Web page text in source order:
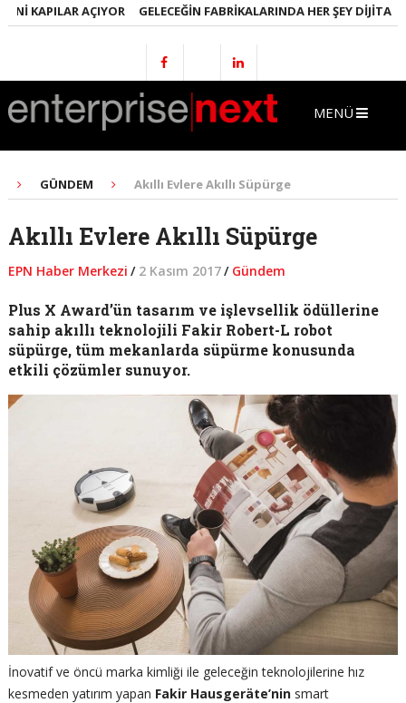
KAPILAR AÇIYOR GELECEĞIN FABRIKALARINDA HER ŞEY DIJITAL
MENÜ
GÜNDEM Akıllı Evlere Akıllı Süpürge
Akıllı Evlere Akıllı Süpürge
EPN Haber Merkezi / 2 Kasım 2017/ Gündem
Plus X Award’ün tasarım ve işlevsellik ödüllerine
sahip akıllı teknolojili Fakir Robert-L robot
süpürge, tüm mekanlarda süpürme konusunda
etkili çözümler sunuyor.
İnovatif ve öncü marka kimliği ile geleceğin teknolojilerine hız
kesmeden yatırım yapan Fakir Hausgeräte’nin smart